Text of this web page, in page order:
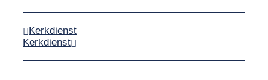
Kerkdienst
Kerkdienst